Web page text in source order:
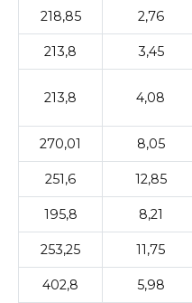
218,85 2,76
213,8 3,45
213,8 4,08
270,01 8,05
251,6 12,85
195,8 8,21
253,25 11,75
402,8 5,98